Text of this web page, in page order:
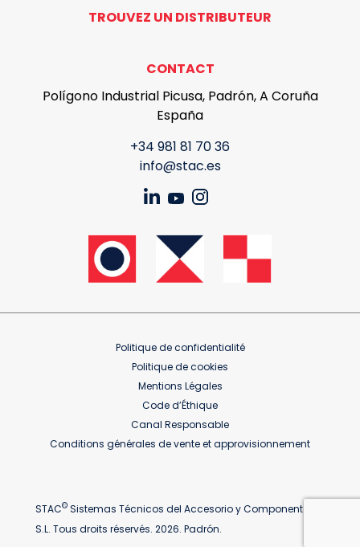
TROUVEZ UN DISTRIBUTEUR
CONTACT
Polígono Industrial Picusa, Padrón, A Coruña
España
+34 981 81 70 36
info@stac.es
Politique de confidentialité
Politique de cookies
Mentions Légales
Code d’Éthique
Canal Responsable
Conditions générales de vente et approvisionnement
STAC© Sistemas Técnicos del Accesorio y Componentes
S.L. Tous droits réservés. 2026. Padrón.